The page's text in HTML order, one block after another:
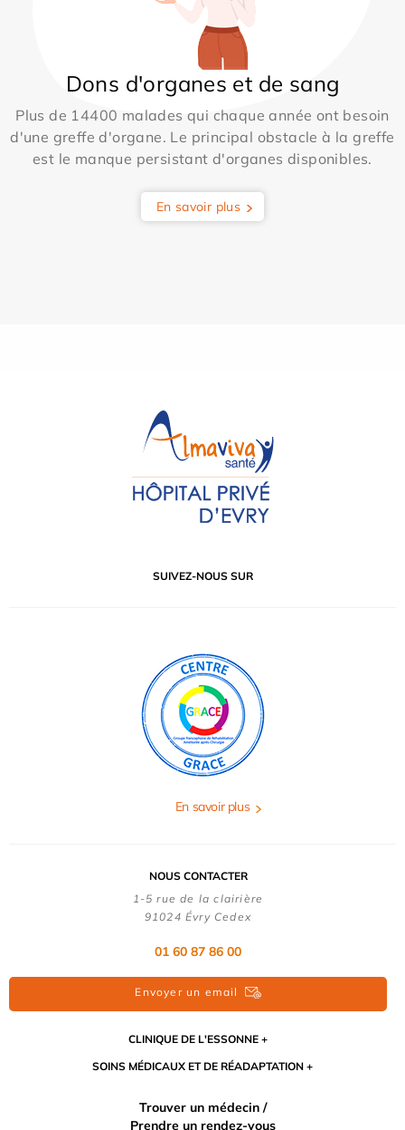
Dons d'organes et de sang
Plus de 14400 malades qui chaque année ont besoin
d'une greffe d'organe. Le principal obstacle à la greffe
est le manque persistant d'organes disponibles.
En savoir plus
SUIVEZ-NOUS SUR
En savoir plus
NOUS CONTACTER
1-5 rue de la clairière
91024 Évry Cedex
01 60 87 86 00
Envoyer un email
CLINIQUE DE L'ESSONNE
SOINS MÉDICAUX ET DE RÉADAPTATION
Trouver un médecin /
Prendre un rendez-vous